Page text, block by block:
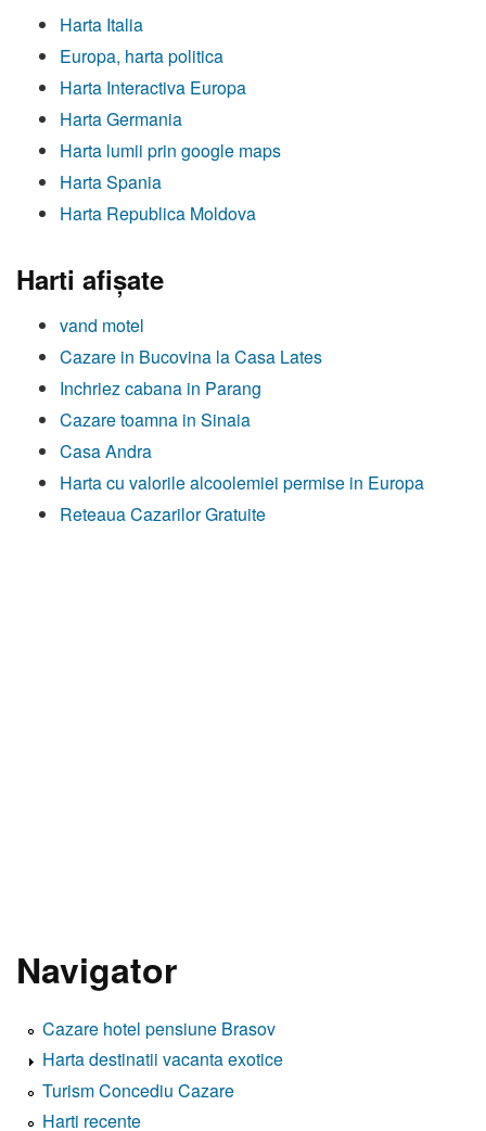
Harta Italia
Europa, harta politica
Harta Interactiva Europa
Harta Germania
Harta lumii prin google maps
Harta Spania
Harta Republica Moldova
Harti afişate
vand motel
Cazare in Bucovina la Casa Lates
Inchriez cabana in Parang
Cazare toamna in Sinaia
Casa Andra
Harta cu valorile alcoolemiei permise in Europa
Reteaua Cazarilor Gratuite
Navigator
Cazare hotel pensiune Brasov
Harta destinatii vacanta exotice
Turism Concediu Cazare
Harti recente